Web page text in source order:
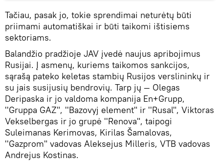
Tačiau, pasak jo, tokie sprendimai neturėtų būti
priimami automatiškai ir būti taikomi ištisiems
sektoriams.
Balandžio pradžioje JAV įvedė naujus apribojimus
Rusijai. Į asmenų, kuriems taikomos sankcijos,
sąrašą pateko keletas stambių Rusijos verslininkų ir
su jais susijusių bendrovių. Tarp jų ― Olegas
Deripaska ir jo valdoma kompanija En+Grupp,
''Gruppa GAZ", ''Bazovyj element" ir ''Rusal", Viktoras
Vekselbergas ir jo grupė ''Renova", taipogi
Suleimanas Kerimovas, Kirilas Šamalovas,
''Gazprom" vadovas Aleksejus Milleris, VTB vadovas
Andrejus Kostinas.